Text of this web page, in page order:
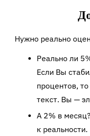
Нужно реально
Реально ли
Если Вы
процентов,
текст. Вы —
А 2% в
к реальности.